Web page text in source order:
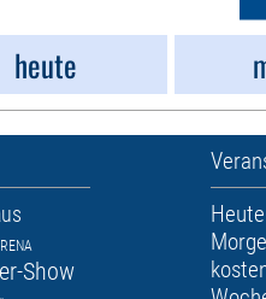
heute
Show
Heute